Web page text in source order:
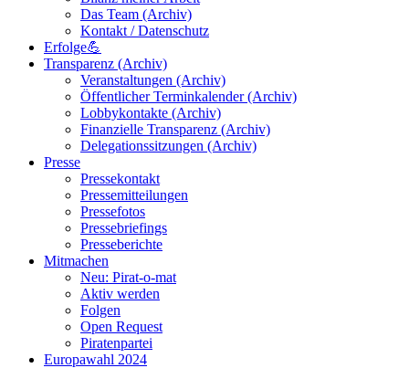
Das Team (Archiv)
Kontakt / Datenschutz
Erfolge💪
Transparenz (Archiv)
Veranstaltungen (Archiv)
Öffentlicher Terminkalender (Archiv)
Lobbykontakte (Archiv)
Finanzielle Transparenz (Archiv)
Delegationssitzungen (Archiv)
Presse
Pressekontakt
Pressemitteilungen
Pressefotos
Pressebriefings
Presseberichte
Mitmachen
Neu: Pirat-o-mat
Aktiv werden
Folgen
Open Request
Piratenpartei
Europawahl 2024